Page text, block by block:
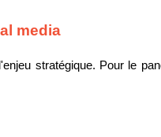
media
stratégique. Pour le